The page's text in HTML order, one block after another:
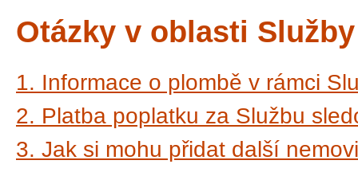
Otázky v oblasti
1. Informace o plombě v rámci
2. Platba poplatku za Službu
3. Jak si mohu přidat další